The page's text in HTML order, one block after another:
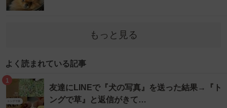
もっと見る
よく読まれている記事
1
友達にLINEで『犬の写真』を送った結果→『ト
ングで草』と返信がきて…